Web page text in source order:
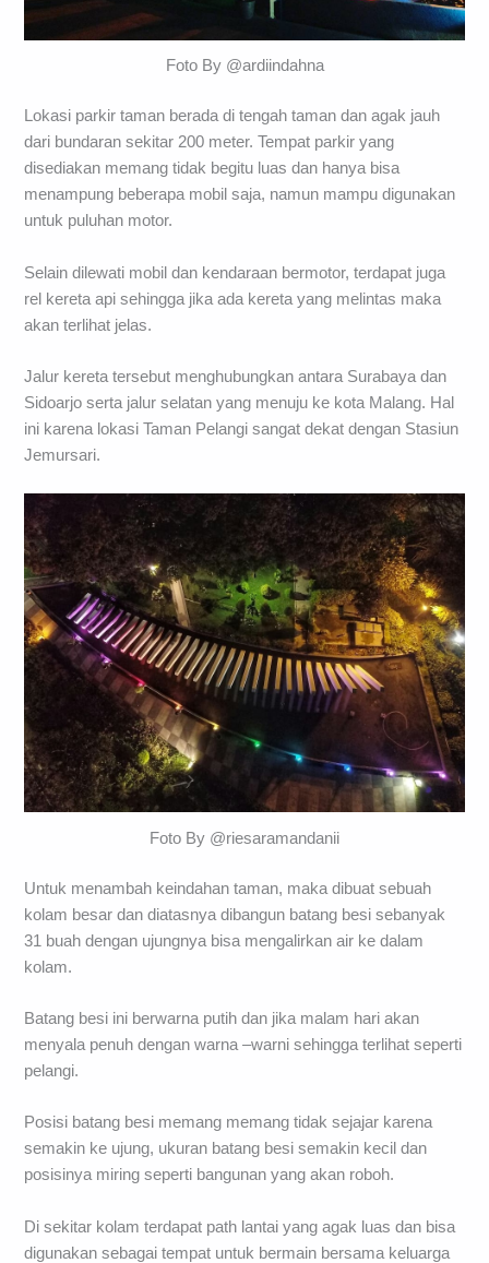
Foto By @ardiindahna
Lokasi parkir taman berada di tengah taman dan agak jauh
dari bundaran sekitar 200 meter. Tempat parkir yang
disediakan memang tidak begitu luas dan hanya bisa
menampung beberapa mobil saja, namun mampu digunakan
untuk puluhan motor.
Selain dilewati mobil dan kendaraan bermotor, terdapat juga
rel kereta api sehingga jika ada kereta yang melintas maka
akan terlihat jelas.
Jalur kereta tersebut menghubungkan antara Surabaya dan
Sidoarjo serta jalur selatan yang menuju ke kota Malang. Hal
ini karena lokasi Taman Pelangi sangat dekat dengan Stasiun
Jemursari.
Foto By @riesaramandanii
Untuk menambah keindahan taman, maka dibuat sebuah
kolam besar dan diatasnya dibangun batang besi sebanyak
31 buah dengan ujungnya bisa mengalirkan air ke dalam
kolam.
Batang besi ini berwarna putih dan jika malam hari akan
menyala penuh dengan warna –warni sehingga terlihat seperti
pelangi.
Posisi batang besi memang memang tidak sejajar karena
semakin ke ujung, ukuran batang besi semakin kecil dan
posisinya miring seperti bangunan yang akan roboh.
Di sekitar kolam terdapat path lantai yang agak luas dan bisa
digunakan sebagai tempat untuk bermain bersama keluarga